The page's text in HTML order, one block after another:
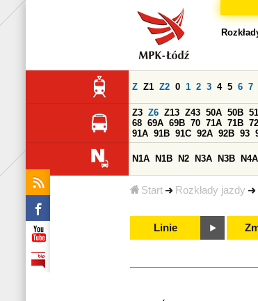
Start Rozkłady jazdy
Z Z1 Z2 0 1 2 3 4 5 6 7
Z3 Z6 Z13 Z43 50A 50B
68 69A 69B 70 71A 71B
91A 91B 91C 92A 92B 93
N1A N1B N2 N3A N3B N4A
Linie